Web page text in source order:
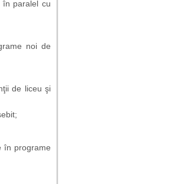
în paralel cu
noi de
de liceu şi
în programe